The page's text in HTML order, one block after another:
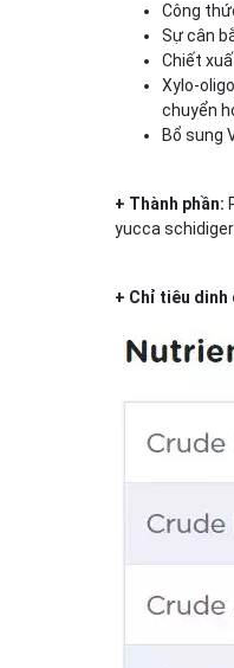
Công
Sự cân
Chiết
Xylo-
chuyển
Bổ sung
+ Thành phần:
yucca
+ Chỉ tiêu dinh